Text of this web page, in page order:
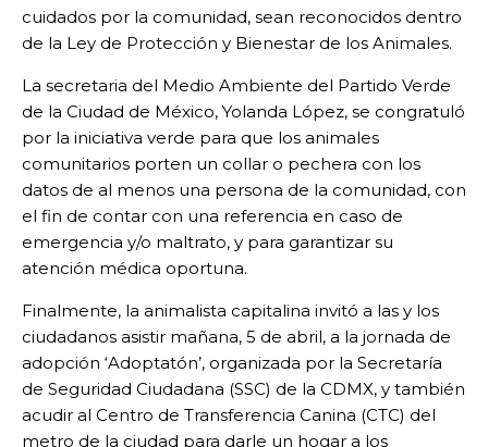
cuidados por la comunidad, sean reconocidos dentro
de la Ley de Protección y Bienestar de los Animales.
La secretaria del Medio Ambiente del Partido Verde
de la Ciudad de México, Yolanda López, se congratuló
por la iniciativa verde para que los animales
comunitarios porten un collar o pechera con los
datos de al menos una persona de la comunidad, con
el fin de contar con una referencia en caso de
emergencia y/o maltrato, y para garantizar su
atención médica oportuna.
Finalmente, la animalista capitalina invitó a las y los
ciudadanos asistir mañana, 5 de abril, a la jornada de
adopción ‘Adoptatón’, organizada por la Secretaría
de Seguridad Ciudadana (SSC) de la CDMX, y también
acudir al Centro de Transferencia Canina (CTC) del
metro de la ciudad para darle un hogar a los